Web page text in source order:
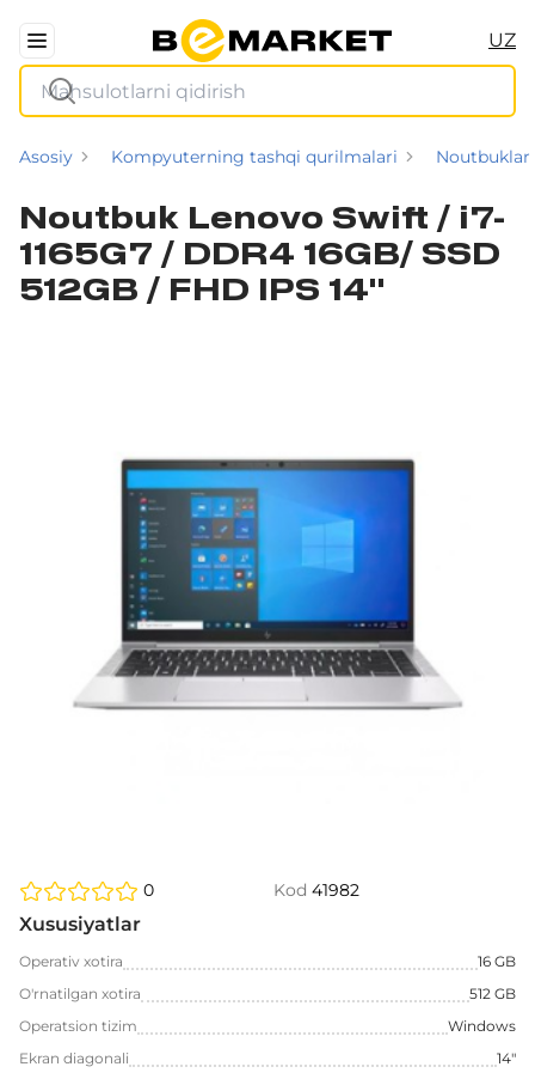
UZ
Asosiy Kompyuterning tashqi qurilmalari Noutbuklar
Noutbuk Lenovo Swift / i7-
1165G7 / DDR4 16GB/ SSD
512GB / FHD IPS 14"
0 Kod 41982
Xususiyatlar
Operativ xotira
16 GB
O'rnatilgan xotira
512 GB
Operatsion tizim
Windows
Ekran diagonali
14"